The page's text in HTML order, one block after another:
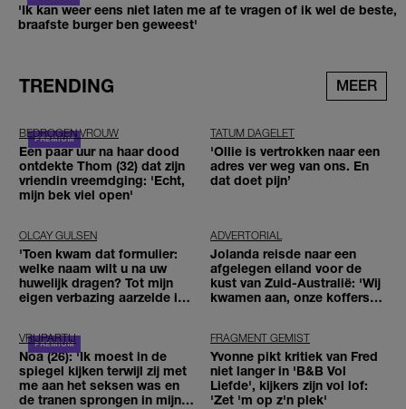
'Ik kan weer eens niet laten me af te vragen of ik wel de beste,
braafste burger ben geweest'
TRENDING MEER
BEDROGEN VROUW
Een paar uur na haar dood
ontdekte Thom (32) dat zijn
vriendin vreemdging: 'Echt,
mijn bek viel open'
TATUM DAGELET
'Ollie is vertrokken naar een
adres ver weg van ons. En
dat doet pijn’
OLCAY GULSEN
'Toen kwam dat formulier:
welke naam wilt u na uw
huwelijk dragen? Tot mijn
eigen verbazing aarzelde ik
ADVERTORIAL
Jolanda reisde naar een
afgelegen eiland voor de
kust van Zuid-Australië: 'Wij
kwamen aan, onze koffers
VRIJPARTIJ
Noa (26): 'Ik moest in de
spiegel kijken terwijl zij met
me aan het seksen was en
de tranen sprongen in mijn
FRAGMENT GEMIST
Yvonne pikt kritiek van Fred
niet langer in 'B&B Vol
Liefde', kijkers zijn vol lof:
'Zet 'm op z'n plek'